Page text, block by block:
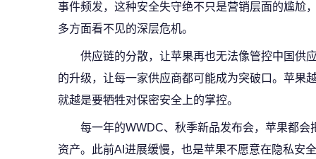
事件频发，这种安全失守绝不只是营销层面的尴尬
多方面看不见的深层危机。
供应链的分散，让苹果再也无法像管控中国供
的升级，让每一家供应商都可能成为突破口。苹果
就越是要牺牲对保密安全上的掌控。
每一年的WWDC、秋季新品发布会，苹果都
资产。此前AI进展缓慢，也是苹果不愿意在隐私安